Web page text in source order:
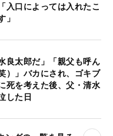
入口によっては入れたこ
」
良太郎だ」「親父も呼ん
）」バカにされ、ゴキブ
死を考えた後、父・清水
した日